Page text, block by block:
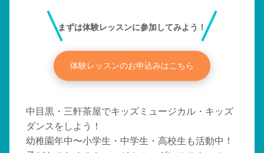
まずは体験レッスンに参加してみよう！
体験レッスンのお申込みはこちら
中目黒・三軒茶屋でキッズミュージカル・キッズ
ダンスをしよう！
幼稚園年中〜小学生・中学生・高校生も活動中！